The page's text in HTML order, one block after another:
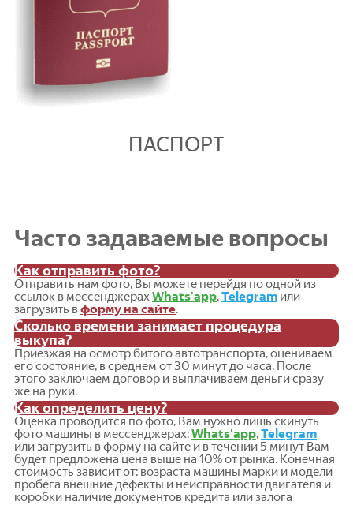
ПАСПОРТ
Часто задаваемые вопросы
Как отправить фото?
Отправить нам фото, Вы можете перейдя по одной из
ссылок в мессенджерахWhats'app,Telegram или
загрузить вформу на сайте.
Сколько времени занимает процедура
выкупа?
Приезжая на осмотр битого автотранспорта, оцениваем
его состояние, в среднем от 30 минут до часа. После
этого заключаем договор и выплачиваем деньги сразу
же на руки.
Как определить цену?
Оценка проводится по фото, Вам нужно лишь скинуть
фото машины в мессенджерах:Whats'app,Telegram
или загрузить в форму на сайте и в течении 5 минут Вам
будет предложена цена выше на 10% от рынка. Конечная
стоимость зависит от: возраста машины марки и модели
пробега внешние дефекты и неисправности двигателя и
коробки наличие документов кредита или залога